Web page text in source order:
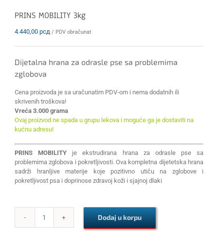
PRINS MOBILITY 3kg
4.440,00 рсд / PDV obračunat
Dijetalna hrana za odrasle pse sa problemima
zglobova
Cena proizvoda je sa uračunatim PDV-om i nema dodatnih ili
skrivenih troškova!
Vreća 3.000 grama
Ovaj proizvod ne spada u grupu lekova i moguće ga je dostaviti na
kućnu adresu!
PRINS MOBILITY je ekstrudirana hrana za odrasle pse sa
problemima zglobova i pokretljivosti. Ova kompletna dijetetska hrana
sadrži hranljive materije koje pozitivno utiču na zglobove i
pokretljivost psa i doprinose zdravoj koži i sjajnoj dlaki
PRINS
Dodaj u korpu